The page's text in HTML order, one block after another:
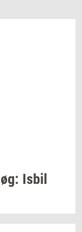
Isbil